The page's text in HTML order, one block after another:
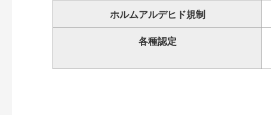
ホルムアルデヒド規制
各種認定